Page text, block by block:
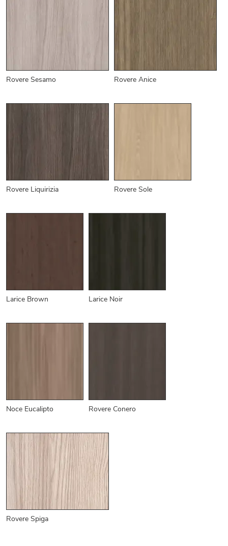
Rovere Sesamo Rovere Anice
Rovere Liquirizia Rovere Sole
Larice Brown Larice Noir
Noce Eucalipto Rovere Conero
Rovere Spiga